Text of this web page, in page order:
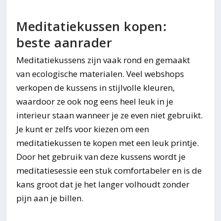
Meditatiekussen kopen:
beste aanrader
Meditatiekussens zijn vaak rond en gemaakt
van ecologische materialen. Veel webshops
verkopen de kussens in stijlvolle kleuren,
waardoor ze ook nog eens heel leuk in je
interieur staan wanneer je ze even niet gebruikt.
Je kunt er zelfs voor kiezen om een
meditatiekussen te kopen met een leuk printje.
Door het gebruik van deze kussens wordt je
meditatiesessie een stuk comfortabeler en is de
kans groot dat je het langer volhoudt zonder
pijn aan je billen.